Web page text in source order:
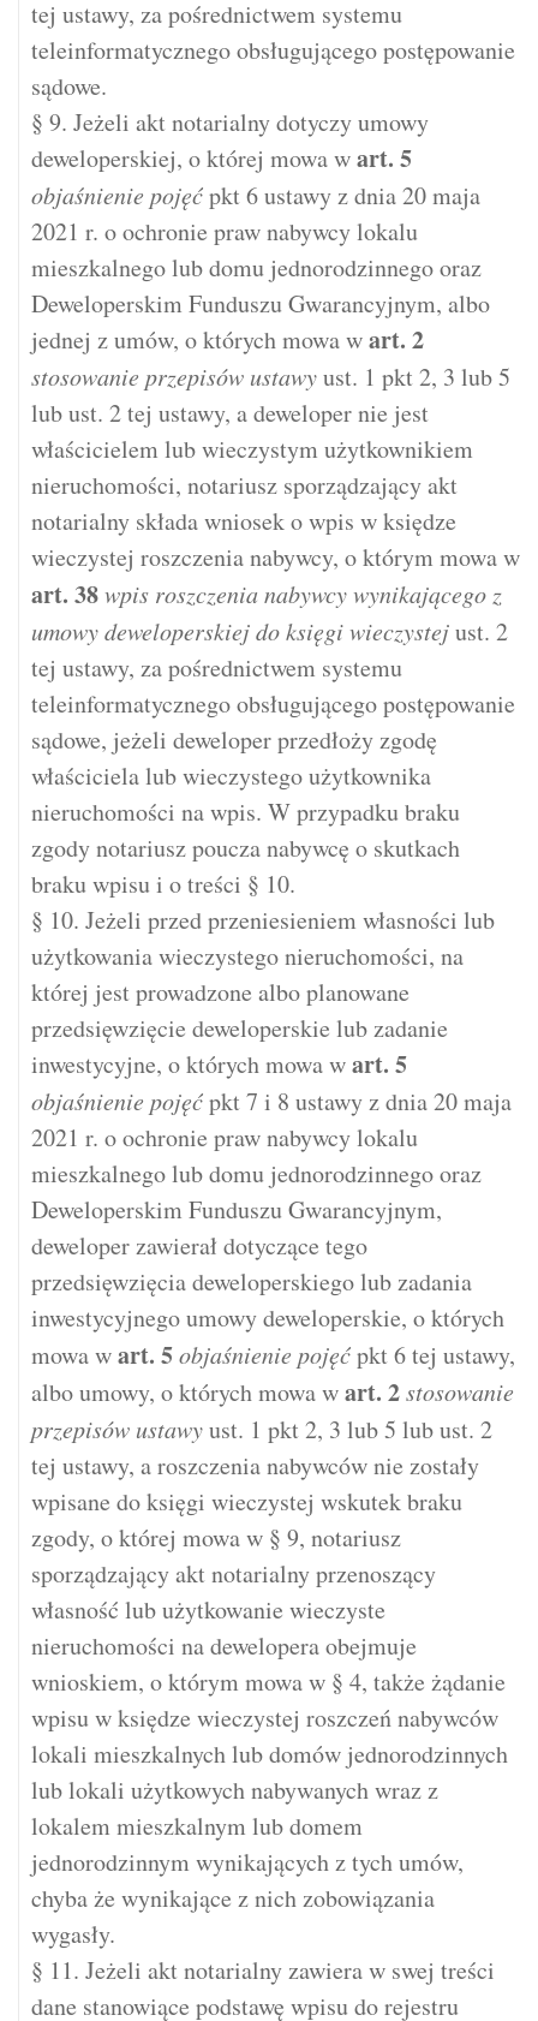
tej ustawy, za pośrednictwem systemu
teleinformatycznego obsługującego postępowanie
sądowe.
§ 9. Jeżeli akt notarialny dotyczy umowy
deweloperskiej, o której mowa wart. 5
objaśnienie pojęćpkt 6 ustawy z dnia 20 maja
2021 r. o ochronie praw nabywcy lokalu
mieszkalnego lub domu jednorodzinnego oraz
Deweloperskim Funduszu Gwarancyjnym, albo
jednej z umów, o których mowa wart. 2
stosowanie przepisów ustawyust. 1 pkt 2, 3 lub 5
lub ust. 2 tej ustawy, a deweloper nie jest
właścicielem lub wieczystym użytkownikiem
nieruchomości, notariusz sporządzający akt
notarialny składa wniosek o wpis w księdze
wieczystej roszczenia nabywcy, o którym mowa w
art. 38wpis roszczenia nabywcy wynikającego z
umowy deweloperskiej do księgi wieczystejust. 2
tej ustawy, za pośrednictwem systemu
teleinformatycznego obsługującego postępowanie
sądowe, jeżeli deweloper przedłoży zgodę
właściciela lub wieczystego użytkownika
nieruchomości na wpis. W przypadku braku
zgody notariusz poucza nabywcę o skutkach
braku wpisu i o treści § 10.
§ 10. Jeżeli przed przeniesieniem własności lub
użytkowania wieczystego nieruchomości, na
której jest prowadzone albo planowane
przedsięwzięcie deweloperskie lub zadanie
inwestycyjne, o których mowa wart. 5
objaśnienie pojęćpkt 7 i 8 ustawy z dnia 20 maja
2021 r. o ochronie praw nabywcy lokalu
mieszkalnego lub domu jednorodzinnego oraz
Deweloperskim Funduszu Gwarancyjnym,
deweloper zawierał dotyczące tego
przedsięwzięcia deweloperskiego lub zadania
inwestycyjnego umowy deweloperskie, o których
mowa wart. 5objaśnienie pojęćpkt 6 tej ustawy,
albo umowy, o których mowa wart. 2stosowanie
przepisów ustawyust. 1 pkt 2, 3 lub 5 lub ust. 2
tej ustawy, a roszczenia nabywców nie zostały
wpisane do księgi wieczystej wskutek braku
zgody, o której mowa w § 9, notariusz
sporządzający akt notarialny przenoszący
własność lub użytkowanie wieczyste
nieruchomości na dewelopera obejmuje
wnioskiem, o którym mowa w § 4, także żądanie
wpisu w księdze wieczystej roszczeń nabywców
lokali mieszkalnych lub domów jednorodzinnych
lub lokali użytkowych nabywanych wraz z
lokalem mieszkalnym lub domem
jednorodzinnym wynikających z tych umów,
chyba że wynikające z nich zobowiązania
wygasły.
§ 11. Jeżeli akt notarialny zawiera w swej treści
dane stanowiące podstawę wpisu do rejestru